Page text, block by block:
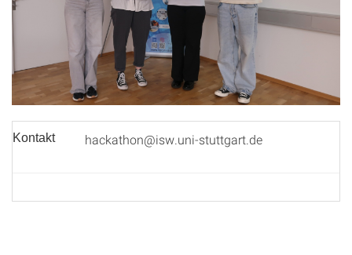
Kontakt hackathon@isw.uni-stuttgart.de